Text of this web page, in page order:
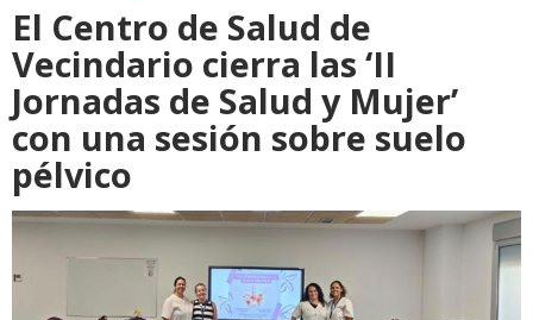
El Centro de Salud de
Vecindario cierra las ‘II
Jornadas de Salud y Mujer’
con una sesión sobre suelo
pélvico